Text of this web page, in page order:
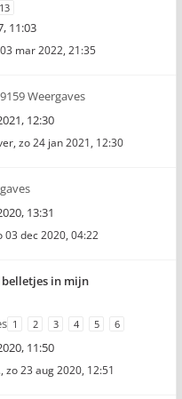
13
11:03
mar 2022, 21:35
Weergaves
12:30
, zo 24 jan 2021, 12:30
13:31
03 dec 2020, 04:22
in mijn
1 2 3 4 5 6
11:50
, zo 23 aug 2020, 12:51